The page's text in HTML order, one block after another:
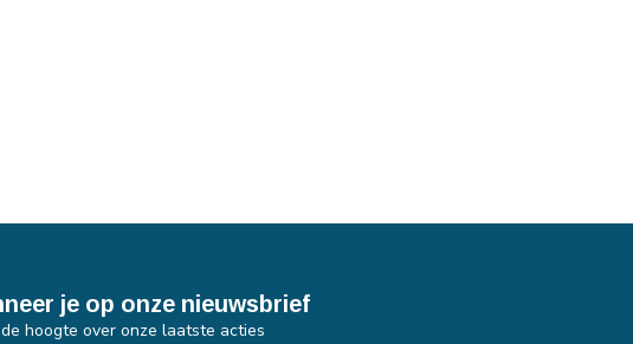
je op onze nieuwsbrief
hoogte over onze laatste acties